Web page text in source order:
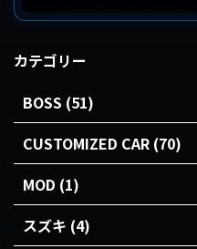
カテゴリー
BOSS (51)
CUSTOMIZED CAR (70)
MOD (1)
スズキ (4)